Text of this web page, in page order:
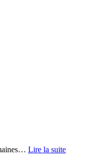
… Lire la suite